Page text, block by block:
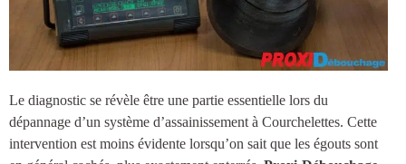
Le diagnostic se révèle être une partie essentielle lors du
dépannage d’un système d’assainissement à Courchelettes. Cette
intervention est moins évidente lorsqu’on sait que les égouts sont